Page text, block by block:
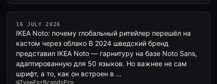
16 JULY 2026
IKEA Noto: почему глобальный ритейлер перешёл на
кастом через облако В 2024 шведский бренд
представил IKEA Noto — гарнитуру на базе Noto Sans,
адаптированную для 50 языков. Но важнее не сам
шрифт, а то, как он встроен в …
@TypeForBrandsPro